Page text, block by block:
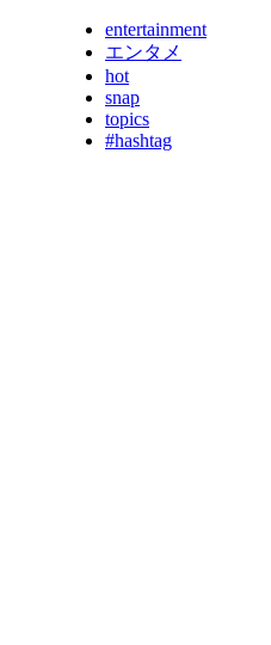
entertainment
エンタメ
hot
snap
topics
#hashtag